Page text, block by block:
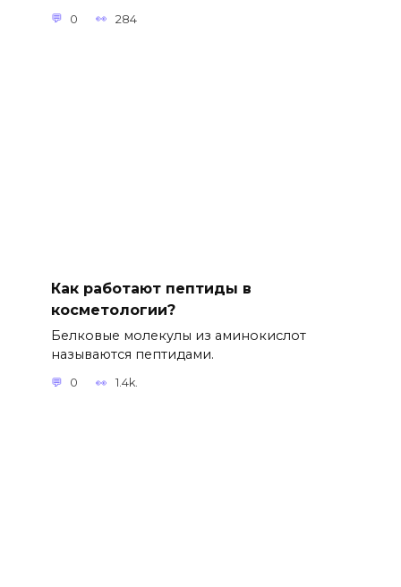
0 284
Как работают пептиды в
косметологии?
Белковые молекулы из аминокислот
называются пептидами.
0 1.4k.